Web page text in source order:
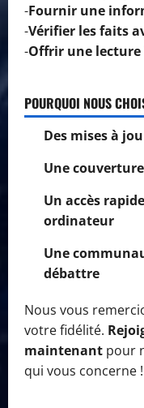
-Fournir une
-Vérifier les faits
-Offrir une
POURQUOI NOUS
Des mises à
Une
Un accès
ordinateur
Une
débattre
Nous vous
votre fidélité.
maintenant pour
qui vous concerne !